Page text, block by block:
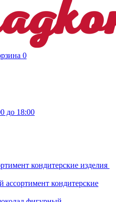
0
до 18:00
кондитерские изделия
ассортимент кондитерские